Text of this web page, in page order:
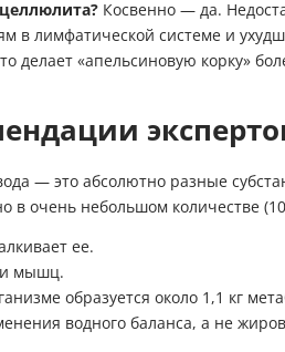
Косвенно — да.
в лимфатической системе и
делает «апельсиновую корку»
— это абсолютно разные
в очень небольшом количестве
ее.
и мышц.
образуется около 1,1 кг
водного баланса, а не